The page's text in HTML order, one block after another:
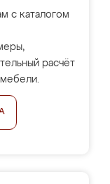
с каталогом
расчёт